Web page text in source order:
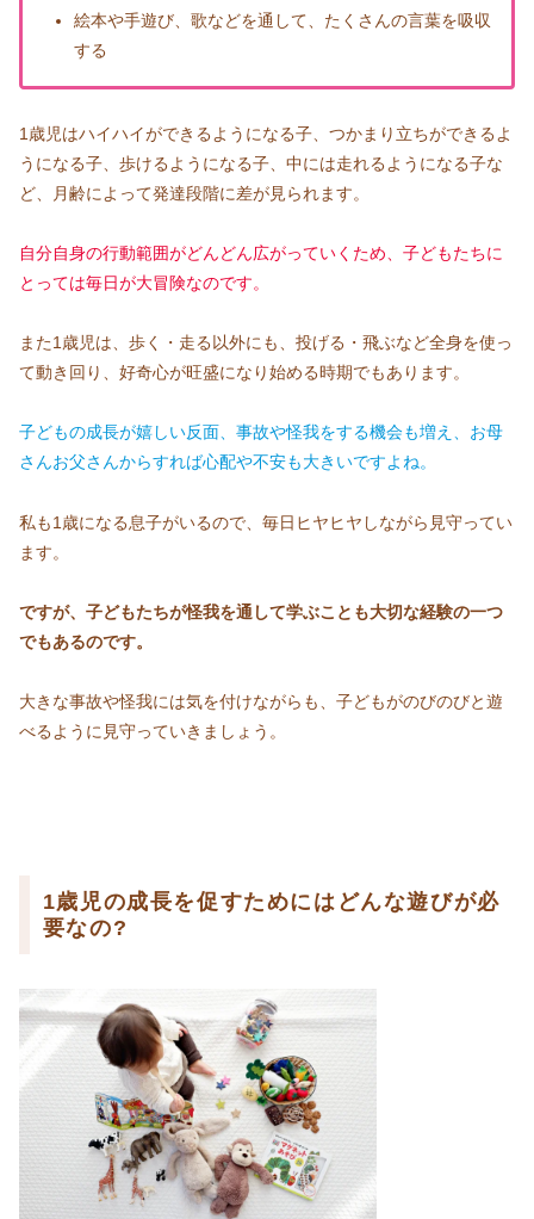
絵本や手遊び、歌などを通して、たくさんの言葉を吸収
する
1歳児はハイハイができるようになる子、つかまり立ちができるよ
うになる子、歩けるようになる子、中には走れるようになる子な
ど、月齢によって発達段階に差が見られます。
自分自身の行動範囲がどんどん広がっていくため、子どもたちに
とっては毎日が大冒険なのです。
また1歳児は、歩く・走る以外にも、投げる・飛ぶなど全身を使っ
て動き回り、好奇心が旺盛になり始める時期でもあります。
子どもの成長が嬉しい反面、事故や怪我をする機会も増え、お母
さんお父さんからすれば心配や不安も大きいですよね。
私も1歳になる息子がいるので、毎日ヒヤヒヤしながら見守ってい
ます。
ですが、子どもたちが怪我を通して学ぶことも大切な経験の一つ
でもあるのです。
大きな事故や怪我には気を付けながらも、子どもがのびのびと遊
べるように見守っていきましょう。
1歳児の成長を促すためにはどんな遊びが必
要なの?